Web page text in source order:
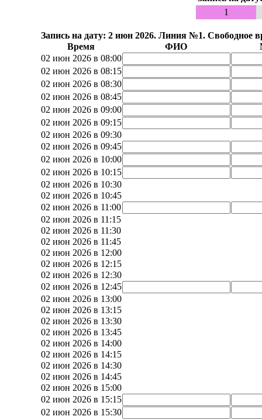
1
Запись на дату: 2 июн 2026. Линия №1. Свободное
Время
ФИО
02 июн 2026 в 08:00
02 июн 2026 в 08:15
02 июн 2026 в 08:30
02 июн 2026 в 08:45
02 июн 2026 в 09:00
02 июн 2026 в 09:15
02 июн 2026 в 09:30
02 июн 2026 в 09:45
02 июн 2026 в 10:00
02 июн 2026 в 10:15
02 июн 2026 в 10:30
02 июн 2026 в 10:45
02 июн 2026 в 11:00
02 июн 2026 в 11:15
02 июн 2026 в 11:30
02 июн 2026 в 11:45
02 июн 2026 в 12:00
02 июн 2026 в 12:15
02 июн 2026 в 12:30
02 июн 2026 в 12:45
02 июн 2026 в 13:00
02 июн 2026 в 13:15
02 июн 2026 в 13:30
02 июн 2026 в 13:45
02 июн 2026 в 14:00
02 июн 2026 в 14:15
02 июн 2026 в 14:30
02 июн 2026 в 14:45
02 июн 2026 в 15:00
02 июн 2026 в 15:15
02 июн 2026 в 15:30